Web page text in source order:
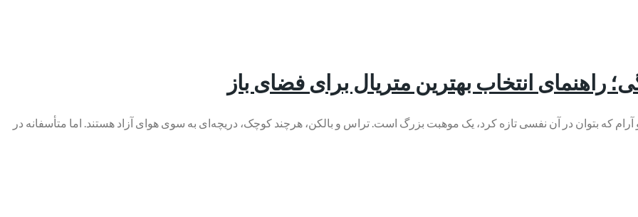
راهنمای انتخاب بهترین متریال برای فضای باز
که بتوان در آن نفسی تازه کرد، یک موهبت بزرگ است. تراس و بالکن، هرچند کوچک، دریچه‌ای به سوی هوای آزاد هستند. اما متأسفانه در